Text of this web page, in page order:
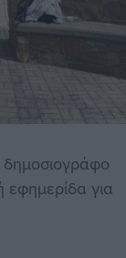
για